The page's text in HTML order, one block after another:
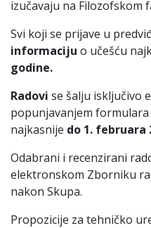
izučavaju na Filozofskom
Svi koji se prijave u
informaciju o učešću
godine.
Radovi se šalju isključivo
popunjavanjem
najkasnije do 1. februara
Odabrani i recenzirani
elektronskom Zborniku
nakon Skupa.
Propozicije za tehničko